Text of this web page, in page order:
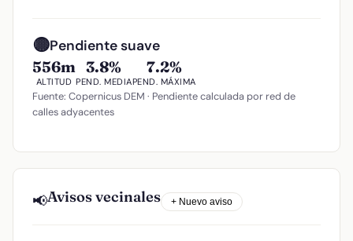
🟡Pendiente suave
556m
ALTITUD
3.8%
PEND. MEDIA
7.2%
PEND. MÁXIMA
Fuente: Copernicus DEM · Pendiente calculada por red de
calles adyacentes
📢Avisos vecinales + Nuevo aviso